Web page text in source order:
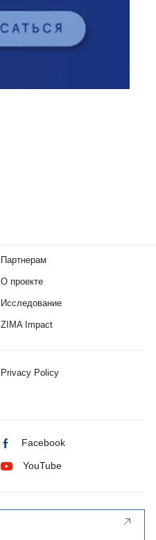
Партнерам
О проекте
Исследование
ZIMA Impact
Privacy Policy
Facebook
YouTube